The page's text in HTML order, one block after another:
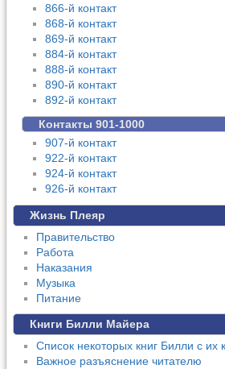
866-й контакт
868-й контакт
869-й контакт
884-й контакт
888-й контакт
890-й контакт
892-й контакт
Контакты 901-1000
907-й контакт
922-й контакт
924-й контакт
926-й контакт
Жизнь Плеяр
Правительство
Работа
Наказания
Музыка
Питание
Книги Билли Майера
Список некоторых книг Билли с их
Важное разъяснение читателю